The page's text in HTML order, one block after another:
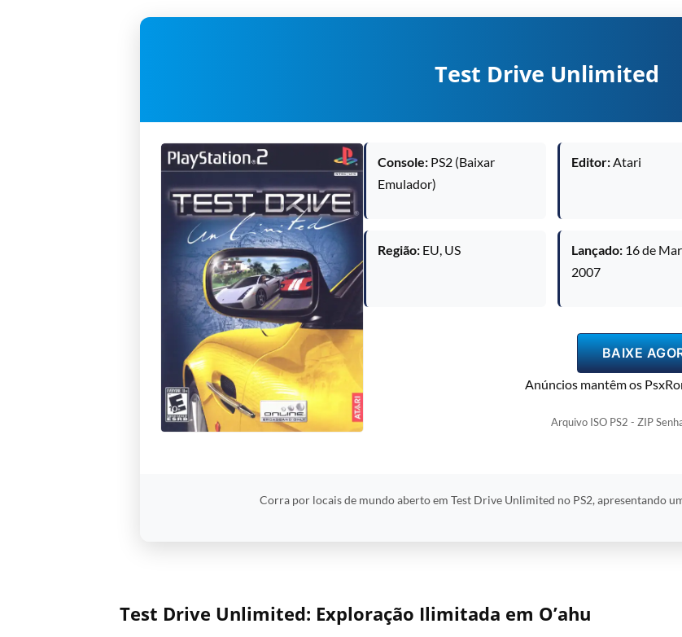
Test Drive Unlimited
Console: PS2 (Baixar
Emulador)
Editor:Atari
Região: EU, US Lançado: 16 de
2007
BAIXE
Anúncios mantêm os
Arquivo ISO PS2 - ZIP
Corra por locais de mundo aberto em Test Drive Unlimited no PS2, apresentando
Test Drive Unlimited: Exploração Ilimitada em O’ahu